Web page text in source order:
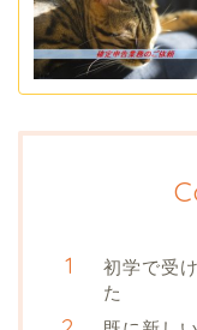
初学で受
た